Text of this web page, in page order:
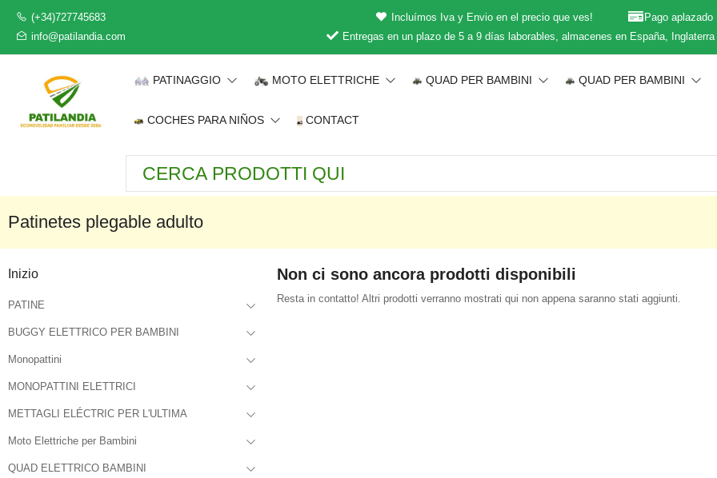
(+34)727745683
info@patilandia.com
Incluímos Iva y Envio en el precio que ves!
Pago aplazado
Entregas en un plazo de 5 a 9 días laborables, almacenes en España,
PATINAGGIO MOTO ELETTRICHE QUAD PER BAMBINI QUAD PER BAMBINI
COCHES PARA NIÑOS CONTACT
Patinetes plegable adulto
Inizio
PATINE
BUGGY ELETTRICO PER BAMBINI
Monopattini
MONOPATTINI ELETTRICI
METTAGLI ELÉCTRIC PER L'ULTIMA
Moto Elettriche per Bambini
QUAD ELETTRICO BAMBINI
Non ci sono ancora prodotti disponibili
Resta in contatto! Altri prodotti verranno mostrati qui non appena saranno stati aggiunti.